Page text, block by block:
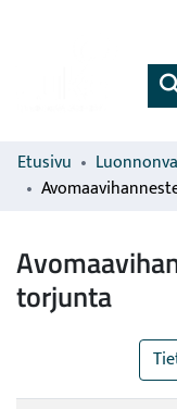
Etusivu
torjunta